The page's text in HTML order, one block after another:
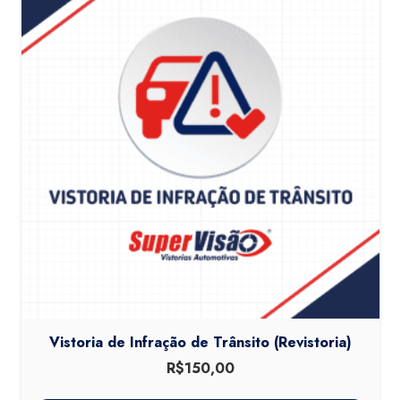
Vistoria de Infração de Trânsito (Revistoria)
R$150,00